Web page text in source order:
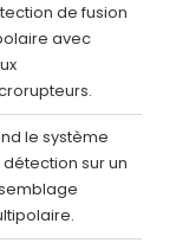
de fusion
avec
le système
sur un